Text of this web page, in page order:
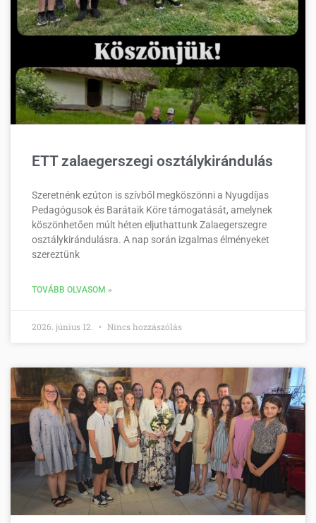
ETT zalaegerszegi osztálykirándulás
Szeretnénk ezúton is szívből megköszönni a Nyugdíjas
Pedagógusok és Barátaik Köre támogatását, amelynek
köszönhetően múlt héten eljuthattunk Zalaegerszegre
osztálykirándulásra. A nap során izgalmas élményeket
szereztünk
TOVÁBB OLVASOM »
2026. június 12. Nincs hozzászólás